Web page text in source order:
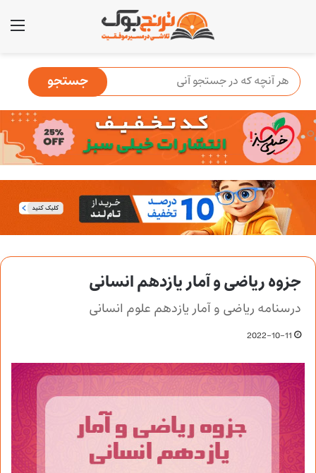
جزوه ریاضی و آمار یازدهم انسانی
درسنامه ریاضی و آمار یازدهم علوم انسانی
2022-10-11